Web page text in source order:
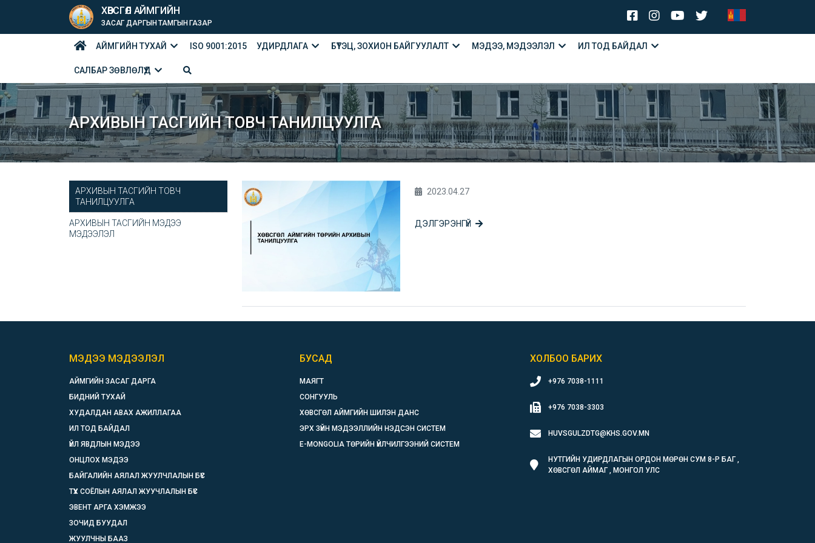
ХӨВСГӨЛ АЙМГИЙН
ЗАСАГ ДАРГЫН ТАМГЫН ГАЗАР
АЙМГИЙН ТУХАЙ ISO 9001:2015 УДИРДЛАГА БҮТЭЦ, ЗОХИОН БАЙГУУЛАЛТ МЭДЭЭ, МЭДЭЭЛЭЛ ИЛ ТОД БАЙДАЛ
САЛБАР ЗӨВЛӨЛҮҮД
АРХИВЫН ТАСГИЙН ТОВЧ ТАНИЛЦУУЛГА
АРХИВЫН ТАСГИЙН ТОВЧ
ТАНИЛЦУУЛГА
АРХИВЫН ТАСГИЙН МЭДЭЭ
МЭДЭЭЛЭЛ
2023.04.27
ДЭЛГЭРЭНГҮЙ
МЭДЭЭ МЭДЭЭЛЭЛ
АЙМГИЙН ЗАСАГ ДАРГА
БИДНИЙ ТУХАЙ
ХУДАЛДАН АВАХ АЖИЛЛАГАА
ИЛ ТОД БАЙДАЛ
ҮЙЛ ЯВДЛЫН МЭДЭЭ
ОНЦЛОХ МЭДЭЭ
БАЙГАЛИЙН АЯЛАЛ ЖУУЛЧЛАЛЫН БҮС
ТҮҮХ СОЁЛЫН АЯЛАЛ ЖУУЧЛАЛЫН БҮС
ЭВЕНТ АРГА ХЭМЖЭЭ
ЗОЧИД БУУДАЛ
ЖУУЛЧНЫ БААЗ
БУСАД
МАЯГТ
СОНГУУЛЬ
ХӨВСГӨЛ АЙМГИЙН ШИЛЭН ДАНС
ЭРХ ЗҮЙН МЭДЭЭЛЛИЙН НЭДСЭН СИСТЕМ
E-MONGOLIA ТӨРИЙН ҮЙЛЧИЛГЭЭНИЙ СИСТЕМ
ХОЛБОО БАРИХ
+976 7038-1111
+976 7038-3303
HUVSGULZDTG@KHS.GOV.MN
НУТГИЙН УДИРДЛАГЫН ОРДОН МӨРӨН СУМ 8-Р БАГ ,
ХӨВСГӨЛ АЙМАГ , МОНГОЛ УЛС